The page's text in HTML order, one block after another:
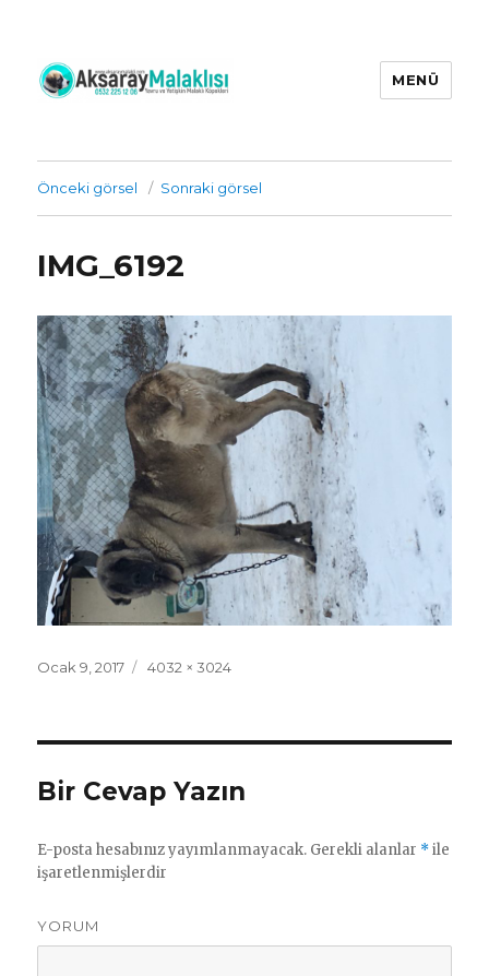
Çiftliği İrtibat : 0532 225 12 06 |
yetişkin ve yavru aksaray malaklı
köpekleri
MENÜ
Önceki görsel Sonraki görsel
IMG_6192
Yayın
Ocak 9, 2017
Tam
4032 × 3024
Bir Cevap Yazın
E-posta hesabınız yayımlanmayacak. Gerekli alanlar *ile
işaretlenmişlerdir
YORUM